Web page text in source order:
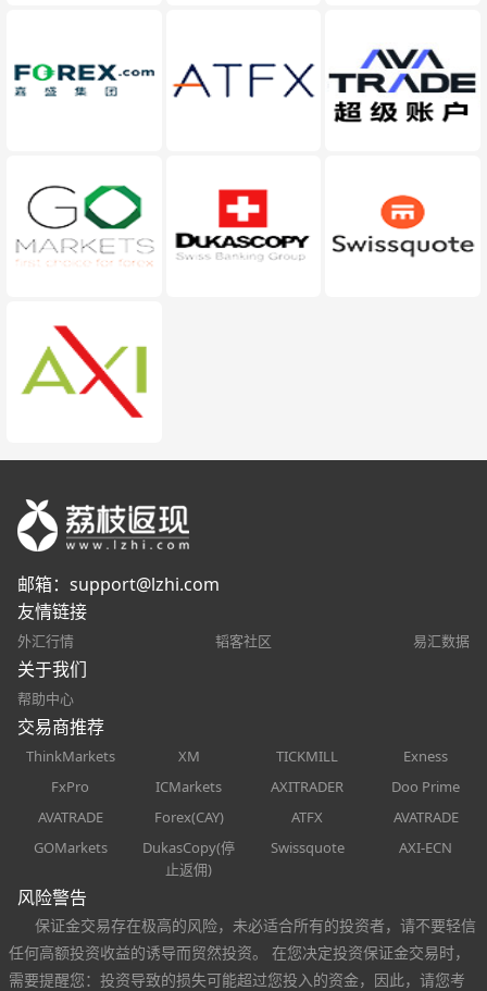
邮箱： support@lzhi.com
友情链接
外汇行情 韬客社区 易汇数据
关于我们
帮助中心
交易商推荐
ThinkMarkets XM TICKMILL
Exness
FxPro
ICMarkets AXITRADER
Doo Prime
AVATRADE
Forex(CAY) ATFX
AVATRADE
GOMarkets
DukasCopy(停
止返佣)
Swissquote AXI-ECN
风险警告
保证金交易存在极高的风险，未必适合所有的投资者，请不要轻信
任何高额投资收益的诱导而贸然投资。 在您决定投资保证金交易时，
需要提醒您：投资导致的损失可能超过您投入的资金，因此，请您考